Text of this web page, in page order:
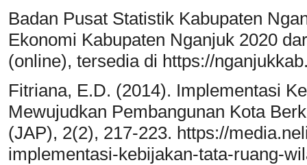
Badan Pusat Statistik Kabupaten
Ekonomi Kabupaten Nganjuk 2020
(online), tersedia di https://
Fitriana, E.D. (2014). Implementasi
Mewujudkan Pembangunan Kota
(JAP), 2(2), 217-223. https://
implementasi-kebijakan-tata-ruang-